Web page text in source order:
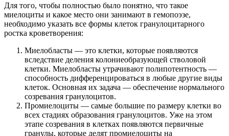
Для того, чтобы полностью было понятно, что такое
миелоциты и какое место они занимают в гемопоэзе,
необходимо указать все формы клеток гранулоцитарного
ростка кроветворения:
Миелобласты — это клетки, которые появляются
вследствие деления колониеобразующей стволовой
клетки. Миелобласты утрачивают полипотентность —
способность дифференцироваться в любые другие виды
клеток. Основная их задача — обеспечение нормального
созревания гранулоцитов.
Промиелоциты — самые большие по размеру клетки во
всех стадиях образования гранулоцитов. Уже на этом
этапе созревания в клетках появляются первичные
гранулы, которые делят промиелоциты на